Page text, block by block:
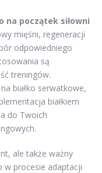
na początek siłowni
mięśni, regeneracji
odpowiedniego
są
treningów.
białko serwatkowe,
białkiem
do Twoich
ale także ważny
w procesie adaptacji